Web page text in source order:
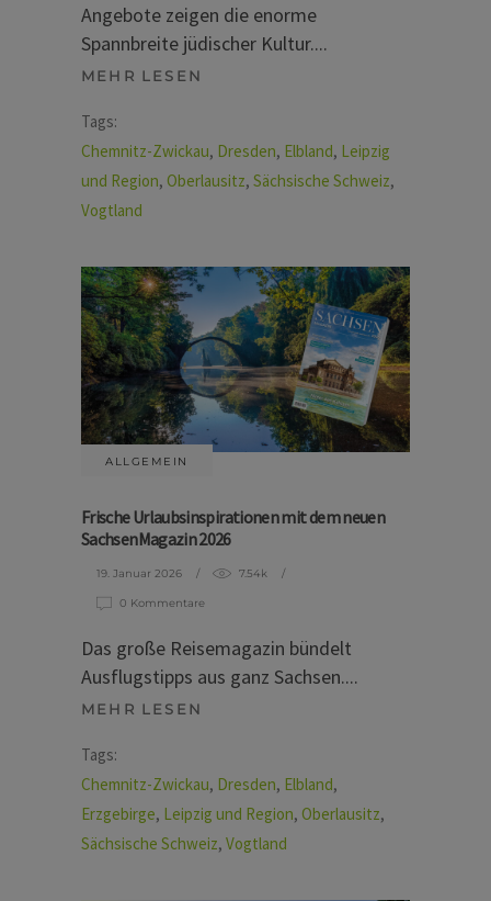
Angebote zeigen die enorme
Spannbreite jüdischer Kultur.
MEHR LESEN
Tags:
Chemnitz-Zwickau, Dresden, Elbland, Leipzig
und Region, Oberlausitz, Sächsische Schweiz,
Vogtland
ALLGEMEIN
Frische Urlaubsinspirationen mit dem neuen
SachsenMagazin 2026
19. Januar 2026 7.54k
0 Kommentare
Das große Reisemagazin bündelt
Ausflugstipps aus ganz Sachsen.
MEHR LESEN
Tags:
Chemnitz-Zwickau, Dresden, Elbland,
Erzgebirge, Leipzig und Region, Oberlausitz,
Sächsische Schweiz, Vogtland